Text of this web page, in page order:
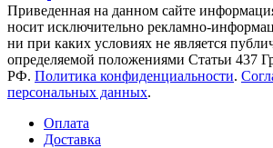
Приведенная на данном сайте
носит исключительно рекламно-
ни при каких условиях не является
определяемой положениями Статьи 437
РФ. Политика конфиденциальности.
персональных данных.
Оплата
Доставка